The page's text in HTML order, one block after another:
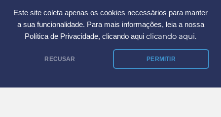
Este site coleta apenas os cookies necessários para manter
a sua funcionalidade. Para mais informações, leia a nossa
Política de Privacidade, clicando aqui clicando aqui.
RECUSAR PERMITIR
Acesso rápido
Contracheque Online